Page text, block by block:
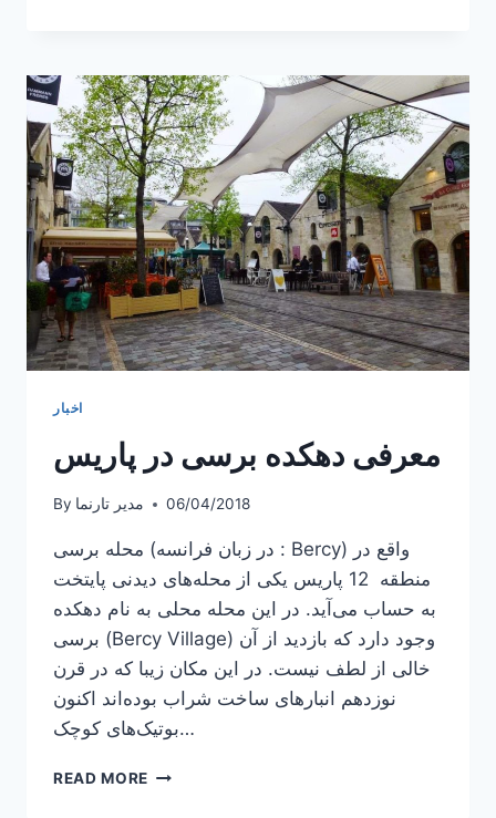
پاریس
اخبار
معرفی دهکده برسی در پاریس
By مدیر تارنما 06/04/2018
محله برسی (در زبان فرانسه : Bercy) واقع در
منطقه 12 پاریس یکی از محله‌های دیدنی پایتخت
به حساب می‌آید. در این محله محلی به نام دهکده
برسی (Bercy Village) وجود دارد که بازدید از آن
خالی از لطف نیست. در این مکان زیبا که در قرن
نوزدهم انبارهای ساخت شراب بوده‌اند اکنون
بوتیک‌های کوچک…
READ MORE معرفی